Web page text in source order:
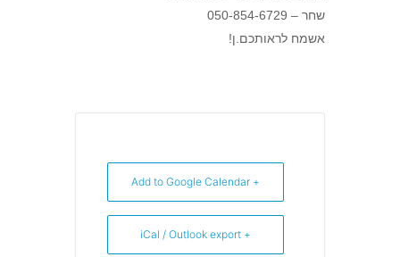
שחר – 050-854-6729
אשמח לראותכם.ן!
+ Add to Google Calendar
+ iCal / Outlook export